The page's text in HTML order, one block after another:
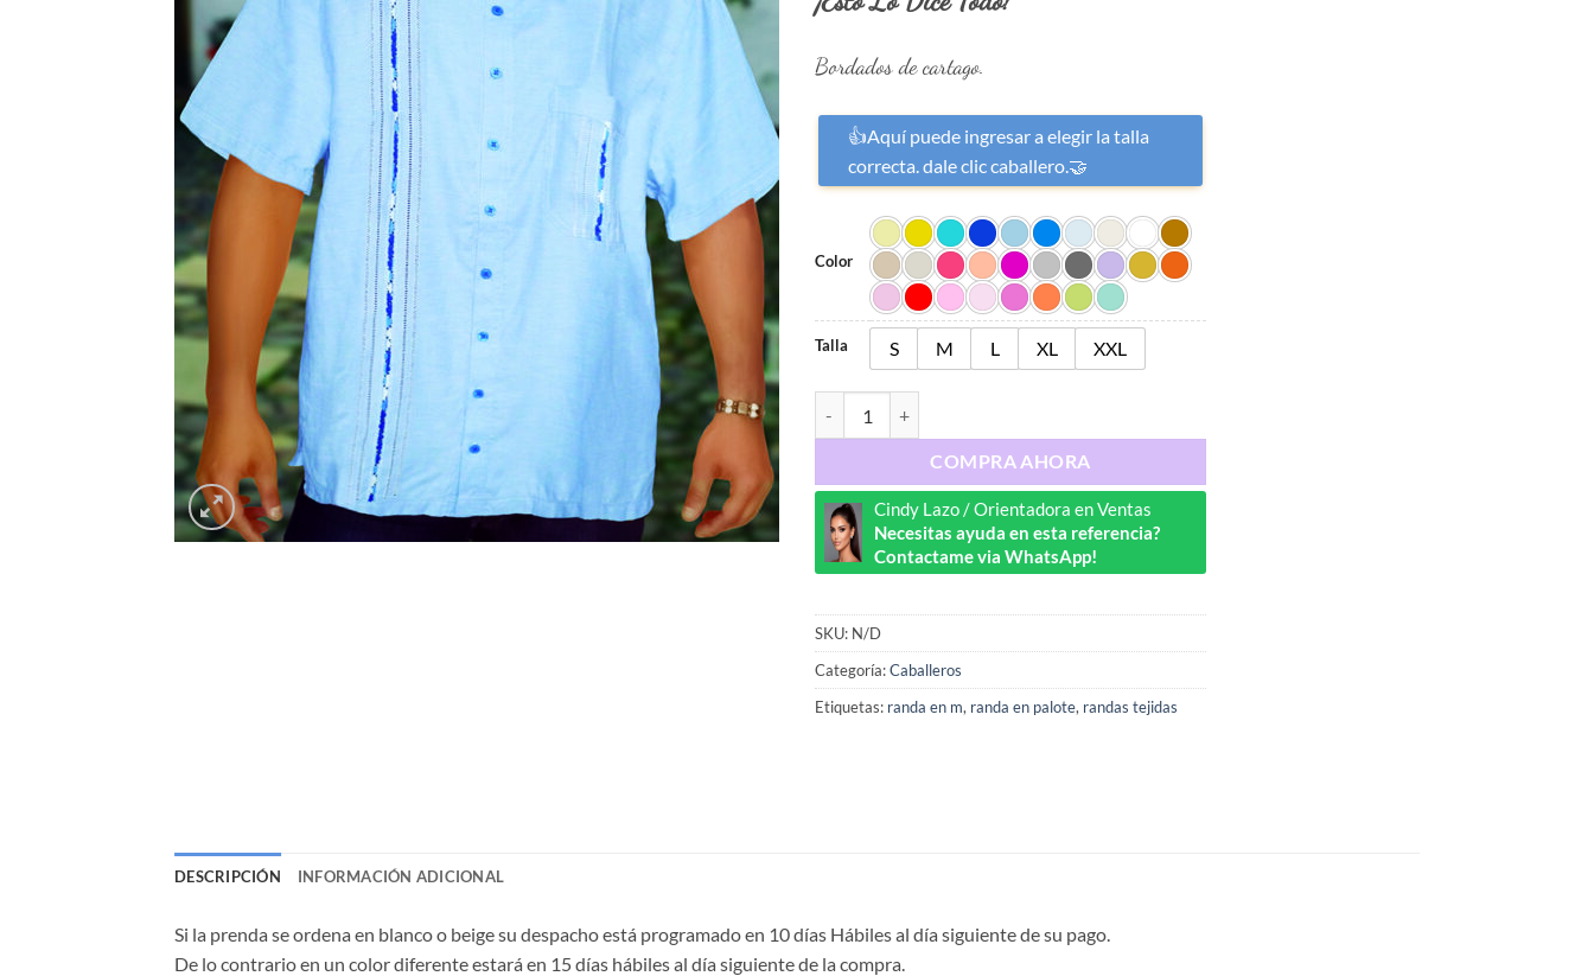
Bordados de cartago.
👍Aquí puede ingresar a elegir la talla
correcta. dale clic caballero.🤝
Color
Talla S M L XL XXL
COMPRA AHORA
Cindy Lazo / Orientadora en Ventas
Necesitas ayuda en esta referencia?
Contactame via WhatsApp!
SKU: N/D
Categoría:Caballeros
Etiquetas: randa en m, randa en palote, randas tejidas
DESCRIPCIÓN INFORMACIÓN ADICIONAL
Si la prenda se ordena en blanco o beige su despacho está programado en 10 días Hábiles al día siguiente de su pago.
De lo contrario en un color diferente estará en 15 días hábiles al día siguiente de la compra.